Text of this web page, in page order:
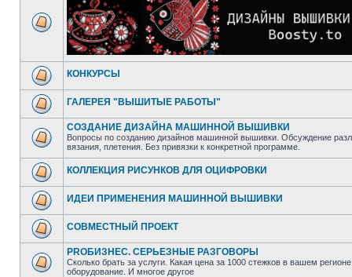
КОНКУРСЫ
ГАЛЕРЕЯ "ВЫШИТЫЕ РАБОТЫ"
СОЗДАНИЕ ДИЗАЙНА МАШИННОЙ ВЫШИВКИ
Вопросы по созданию дизайнов машинной вышивки. Обсуждение
вязания, плетения. Без привязки к конкретной программе.
КОЛЛЕКЦИЯ РИСУНКОВ ДЛЯ ОЦИФРОВКИ
ИДЕИ ПРИМЕНЕНИЯ МАШИННОЙ ВЫШИВКИ
СОВМЕСТНЫЙ ПРОЕКТ
PROБИЗНЕС. СЕРЬЕЗНЫЕ РАЗГОВОРЫ
Сколько брать за услуги. Какая цена за 1000 стежков в вашем
оборудование. И многое другое